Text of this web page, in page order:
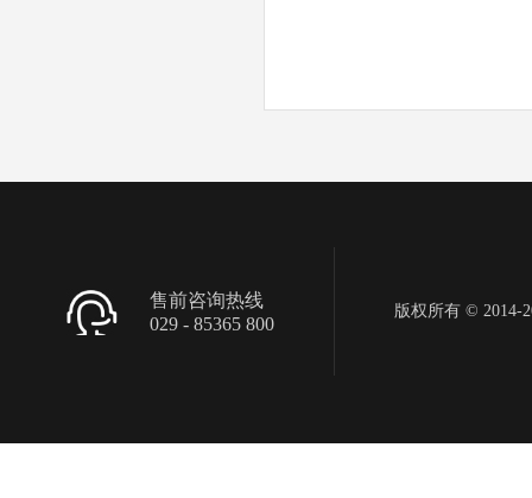
售前咨询热线
029 - 85365 800
版权所有 © 2014-